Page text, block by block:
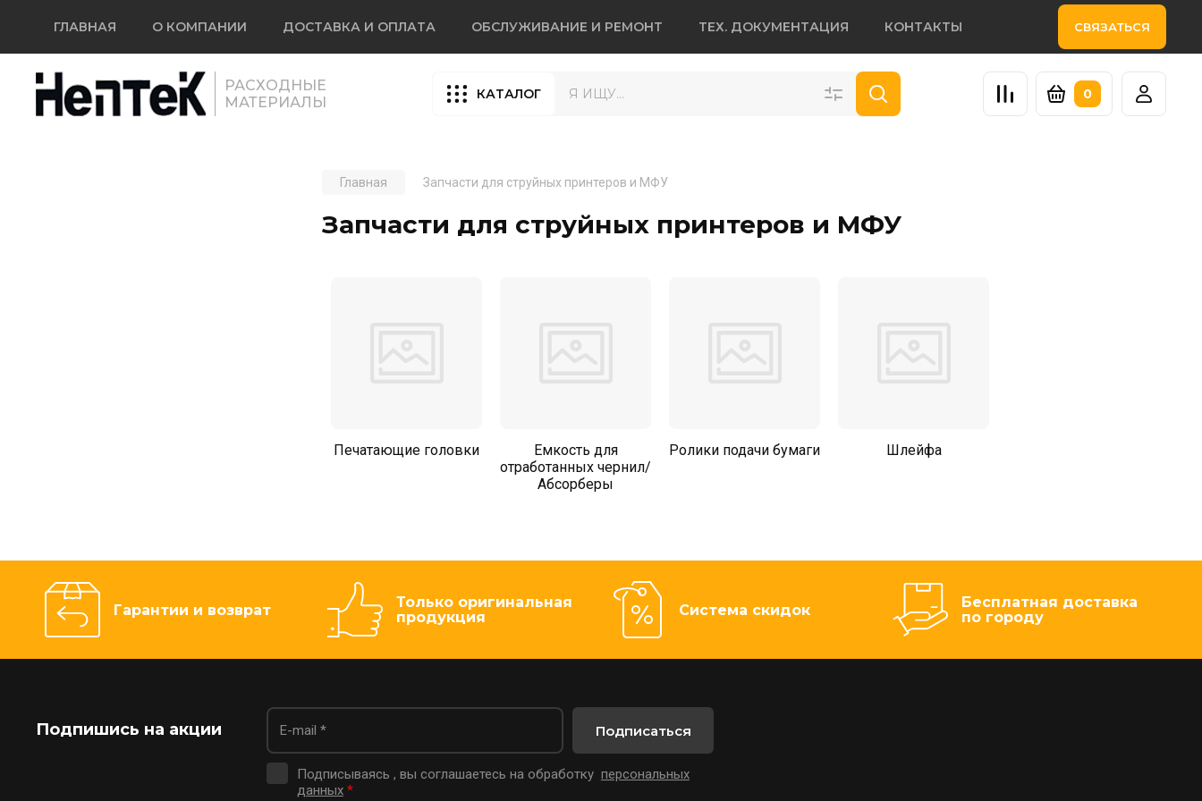
ГЛАВНАЯ О КОМПАНИИ ДОСТАВКА И ОПЛАТА ОБСЛУЖИВАНИЕ И РЕМОНТ ТЕХ. ДОКУМЕНТАЦИЯ КОНТАКТЫ СВЯЗАТЬСЯ
РАСХОДНЫЕ
МАТЕРИАЛЫ
КАТАЛОГ 0
Главная Запчасти для струйных принтеров и МФУ
Запчасти для струйных принтеров и МФУ
Печатающие головки
Емкость для
отработанных чернил/
Абсорберы
Ролики подачи бумаги Шлейфа
Гарантии и возврат
Только оригинальная
продукция
Система скидок
Бесплатная доставка
по городу
Подпишись на акции
Подписываясь , вы соглашаетесь на обработку персональных
данных *
Подписаться